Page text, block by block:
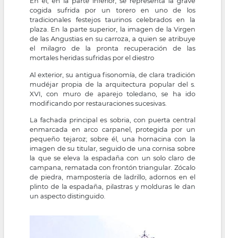
cogida sufrida por un torero en uno de los
tradicionales festejos taurinos celebrados en la
plaza. En la parte superior, la imagen de la Virgen
de las Angustias en su carroza, a quien se atribuye
el milagro de la pronta recuperación de las
mortales heridas sufridas por el diestro
Al exterior, su antigua fisonomía, de clara tradición
mudéjar propia de la arquitectura popular del s.
XVI, con muro de aparejo toledano, se ha ido
modificando por restauraciones sucesivas.
La fachada principal es sobria, con puerta central
enmarcada en arco carpanel, protegida por un
pequeño tejaroz; sobre él, una hornacina con la
imagen de su titular, seguido de una cornisa sobre
la que se eleva la espadaña con un solo claro de
campana, rematada con frontón triangular. Zócalo
de piedra, mampostería de ladrillo, adornos en el
plinto de la espadaña, pilastras y molduras le dan
un aspecto distinguido.